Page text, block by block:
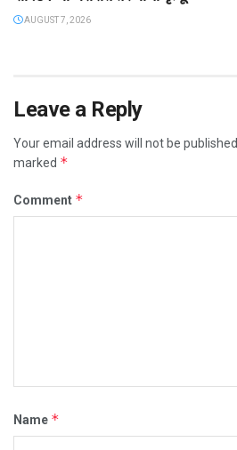
AUGUST 7, 2026
Leave a Reply
Your email address will not be published.
marked *
Comment *
Name *